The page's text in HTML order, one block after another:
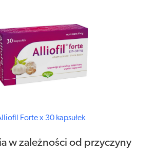
Forte x 30 kapsułek
w zależności od przyczyny